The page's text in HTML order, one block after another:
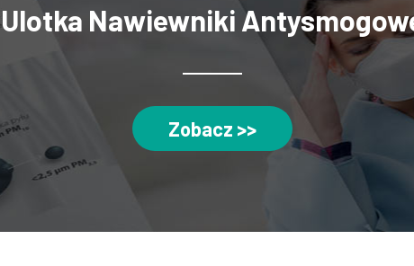
Ulotka Nawiewniki
Zobacz >>